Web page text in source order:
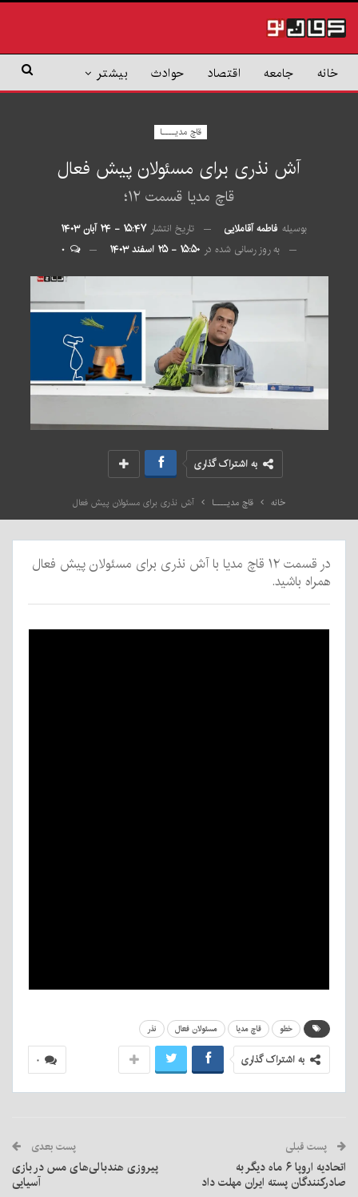
خانه جامعه اقتصاد حوادث بیشتر
قاچ مدیــــا
آش نذری برای مسئولان پیش فعال
قاچ مدیا قسمت ۱۲؛
بوسیله فاطمه آقاملایی تاریخ انتشار ۱۵:۴۷ - ۲۴ آبان ۱۴۰۳
به روز رسانی شده در ۱۵:۵۰ - ۲۵ اسفند ۱۴۰۳
به اشتراک گذاری
خانه قاچ مدیــــا آش نذری برای مسئولان پیش فعال
در قسمت ۱۲ قاچ مدیا با آش نذری برای مسئولان پیش فعال
همراه باشید.
خطو قاچ مدیا مسئولان فعال نذر
۰ به اشتراک گذاری
پست قبلی
اتحادیه اروپا ۶ ماه دیگر به
صادرکنندگان پسته ایران مهلت داد
پست بعدی
پیروزی هندبالی‌های مس در بازی
آسیایی